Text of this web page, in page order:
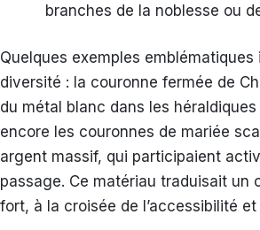
branches de la noblesse ou
Quelques exemples
diversité : la couronne fermée de
du métal blanc dans les
encore les couronnes de mariée
argent massif, qui participaient
passage. Ce matériau traduisait un
fort, à la croisée de l’accessibilité et